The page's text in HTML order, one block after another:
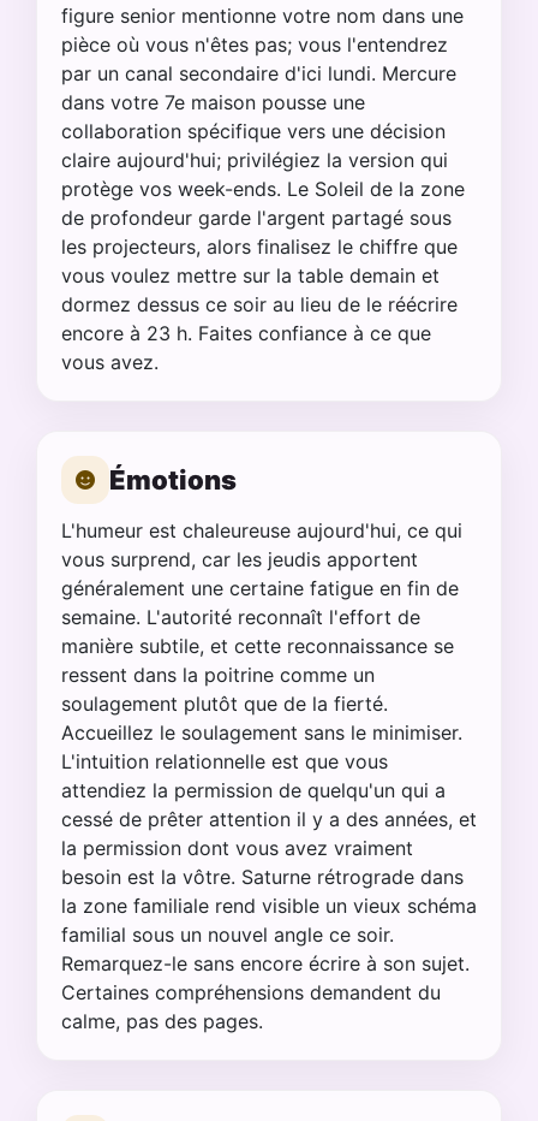
figure senior mentionne votre nom dans une
pièce où vous n'êtes pas; vous l'entendrez
par un canal secondaire d'ici lundi. Mercure
dans votre 7e maison pousse une
collaboration spécifique vers une décision
claire aujourd'hui; privilégiez la version qui
protège vos week-ends. Le Soleil de la zone
de profondeur garde l'argent partagé sous
les projecteurs, alors finalisez le chiffre que
vous voulez mettre sur la table demain et
dormez dessus ce soir au lieu de le réécrire
encore à 23 h. Faites confiance à ce que
vous avez.
Émotions
L'humeur est chaleureuse aujourd'hui, ce qui
vous surprend, car les jeudis apportent
généralement une certaine fatigue en fin de
semaine. L'autorité reconnaît l'effort de
manière subtile, et cette reconnaissance se
ressent dans la poitrine comme un
soulagement plutôt que de la fierté.
Accueillez le soulagement sans le minimiser.
L'intuition relationnelle est que vous
attendiez la permission de quelqu'un qui a
cessé de prêter attention il y a des années, et
la permission dont vous avez vraiment
besoin est la vôtre. Saturne rétrograde dans
la zone familiale rend visible un vieux schéma
familial sous un nouvel angle ce soir.
Remarquez-le sans encore écrire à son sujet.
Certaines compréhensions demandent du
calme, pas des pages.